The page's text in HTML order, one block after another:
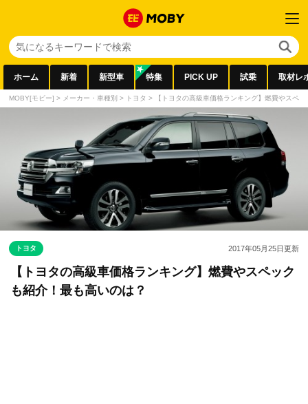
ホーム 新着 新型車 特集 PICK UP 試乗 取材レ
MOBY[モビー] > メーカー・車種別 > トヨタ > 【トヨタの高級車価格ランキング】燃費やスペ
トヨタ 2017年05月25日更新
【トヨタの高級車価格ランキング】燃費やスペック
も紹介！最も高いのは？